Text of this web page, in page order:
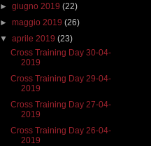
►giugno 2019(22)
►maggio 2019(26)
▼aprile 2019(23)
Cross Training Day 30-04-
2019
Cross Training Day 29-04-
2019
Cross Training Day 27-04-
2019
Cross Training Day 26-04-
2019